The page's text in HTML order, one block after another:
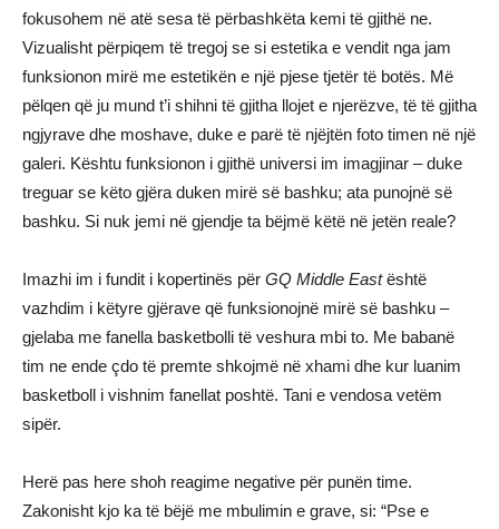
fokusohem në atë sesa të përbashkëta kemi të gjithë ne.
Vizualisht përpiqem të tregoj se si estetika e vendit nga jam
funksionon mirë me estetikën e një pjese tjetër të botës. Më
pëlqen që ju mund t’i shihni të gjitha llojet e njerëzve, të të gjitha
ngjyrave dhe moshave, duke e parë të njëjtën foto timen në një
galeri. Kështu funksionon i gjithë universi im imagjinar – duke
treguar se këto gjëra duken mirë së bashku; ata punojnë së
bashku. Si nuk jemi në gjendje ta bëjmë këtë në jetën reale?
Imazhi im i fundit i kopertinës për GQ Middle Eastështë
vazhdim i këtyre gjërave që funksionojnë mirë së bashku –
gjelaba me fanella basketbolli të veshura mbi to. Me babanë
tim ne ende çdo të premte shkojmë në xhami dhe kur luanim
basketboll i vishnim fanellat poshtë. Tani e vendosa vetëm
sipër.
Herë pas here shoh reagime negative për punën time.
Zakonisht kjo ka të bëjë me mbulimin e grave, si: “Pse e